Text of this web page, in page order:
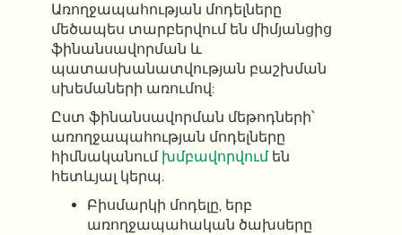
Առողջապահության մոդելները
մեծապես տարբերվում են միմյանցից
ֆինանսավորման և
պատասխանատվության բաշխման
սխեմաների առումով:
Ըստ ֆինանսավորման մեթոդների՝
առողջապահության մոդելները
հիմնականում խմբավորվումեն
հետևյալ կերպ.
Բիսմարկի մոդելը, երբ
առողջապահական ծախսերը